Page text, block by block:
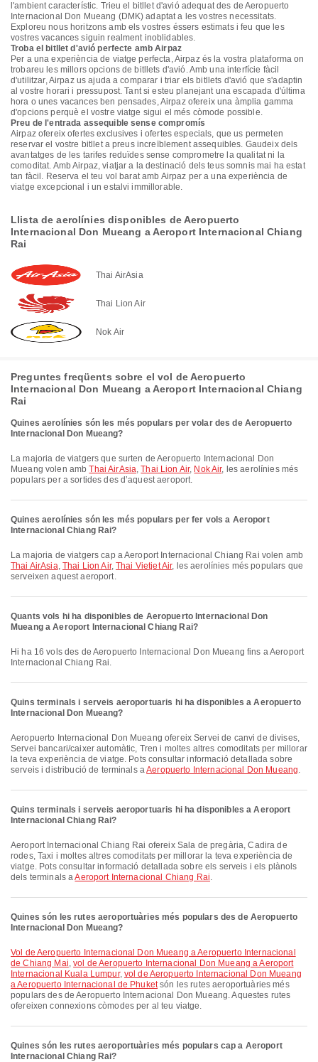
l'ambient característic. Trieu el bitllet d'avió adequat des de Aeropuerto
Internacional Don Mueang (DMK) adaptat a les vostres necessitats.
Exploreu nous horitzons amb els vostres éssers estimats i feu que les
vostres vacances siguin realment inoblidables.
Troba el bitllet d'avió perfecte amb Airpaz
Per a una experiència de viatge perfecta, Airpaz és la vostra plataforma on
trobareu les millors opcions de bitllets d'avió. Amb una interfície fàcil
d'utilitzar, Airpaz us ajuda a comparar i triar els bitllets d'avió que s'adaptin
al vostre horari i pressupost. Tant si esteu planejant una escapada d'última
hora o unes vacances ben pensades, Airpaz ofereix una àmplia gamma
d'opcions perquè el vostre viatge sigui el més còmode possible.
Preu de l'entrada assequible sense compromís
Airpaz ofereix ofertes exclusives i ofertes especials, que us permeten
reservar el vostre bitllet a preus increïblement assequibles. Gaudeix dels
avantatges de les tarifes reduïdes sense comprometre la qualitat ni la
comoditat. Amb Airpaz, viatjar a la destinació dels teus somnis mai ha estat
tan fàcil. Reserva el teu vol barat amb Airpaz per a una experiència de
viatge excepcional i un estalvi immillorable.
Llista de aerolínies disponibles de Aeropuerto
Internacional Don Mueang a Aeroport Internacional Chiang
Rai
Thai AirAsia
Thai Lion Air
Nok Air
Preguntes freqüents sobre el vol de Aeropuerto
Internacional Don Mueang a Aeroport Internacional Chiang
Rai
Quines aerolínies són les més populars per volar des de Aeropuerto
Internacional Don Mueang?
La majoria de viatgers que surten de Aeropuerto Internacional Don
Mueang volen ambThai AirAsia,Thai Lion Air, Nok Air, les aerolínies més
populars per a sortides des d’aquest aeroport.
Quines aerolínies són les més populars per fer vols a Aeroport
Internacional Chiang Rai?
La majoria de viatgers cap a Aeroport Internacional Chiang Rai volen amb
Thai AirAsia, Thai Lion Air,Thai Vietjet Air, les aerolínies més populars que
serveixen aquest aeroport.
Quants vols hi ha disponibles de Aeropuerto Internacional Don
Mueang a Aeroport Internacional Chiang Rai?
Hi ha 16 vols des de Aeropuerto Internacional Don Mueang fins a Aeroport
Internacional Chiang Rai.
Quins terminals i serveis aeroportuaris hi ha disponibles a Aeropuerto
Internacional Don Mueang?
Aeropuerto Internacional Don Mueang ofereix Servei de canvi de divises,
Servei bancari/caixer automàtic, Tren i moltes altres comoditats per millorar
la teva experiència de viatge. Pots consultar informació detallada sobre
serveis i distribució de terminals aAeropuerto Internacional Don Mueang.
Quins terminals i serveis aeroportuaris hi ha disponibles a Aeroport
Internacional Chiang Rai?
Aeroport Internacional Chiang Rai ofereix Sala de pregària, Cadira de
rodes, Taxi i moltes altres comoditats per millorar la teva experiència de
viatge. Pots consultar informació detallada sobre els serveis i els plànols
dels terminals aAeroport Internacional Chiang Rai.
Quines són les rutes aeroportuàries més populars des de Aeropuerto
Internacional Don Mueang?
vol de Aeropuerto Internacional Don Mueang a Aeropuerto Internacional
de Chiang Mai,vol de Aeropuerto Internacional Don Mueang a Aeroport
Internacional Kuala Lumpur, vol de Aeropuerto Internacional Don Mueang
a Aeropuerto Internacional de Phuketsón les rutes aeroportuàries més
populars des de Aeropuerto Internacional Don Mueang. Aquestes rutes
ofereixen connexions còmodes per al teu viatge.
Quines són les rutes aeroportuàries més populars cap a Aeroport
Internacional Chiang Rai?